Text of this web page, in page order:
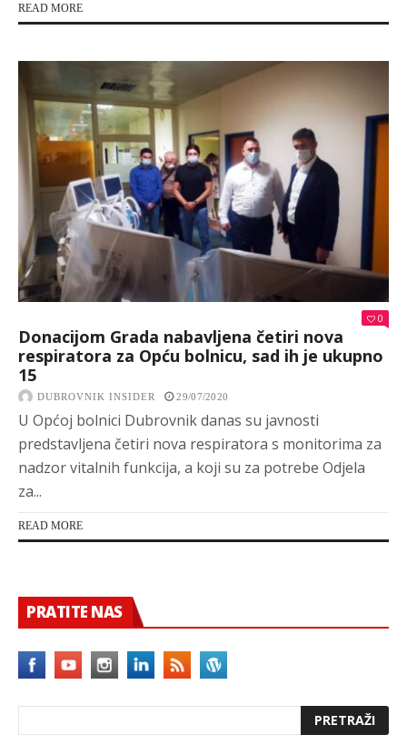
READ MORE
0
Donacijom Grada nabavljena četiri nova
respiratora za Opću bolnicu, sad ih je ukupno
15
DUBROVNIK INSIDER 29/07/2020
U Općoj bolnici Dubrovnik danas su javnosti
predstavljena četiri nova respiratora s monitorima za
nadzor vitalnih funkcija, a koji su za potrebe Odjela
za...
READ MORE
PRATITE NAS